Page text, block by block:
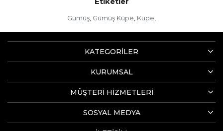
Gümüş, Gümüş Küpe, Küpe,
KATEGORİLER
KURUMSAL
MÜŞTERİ HİZMETLERİ
SOSYAL MEDYA